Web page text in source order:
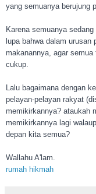
yang semuanya berujung
Karena semuanya
lupa bahwa dalam
makanannya, agar
cukup.
Lalu bagaimana dengan
pelayan-pelayan rakyat
memikirkannya? ataukah
memikirkannya lagi
depan kita semua?
Wallahu A'lam.
rumah hikmah